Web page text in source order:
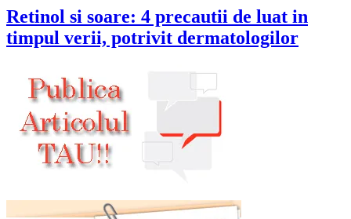
Retinol si soare: 4 precautii de luat in
timpul verii, potrivit dermatologilor